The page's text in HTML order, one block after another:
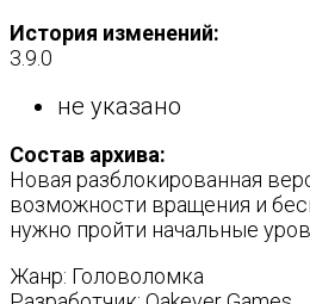
История изменений:
3.9.0
не указано
Состав архива:
Новая разблокированная
возможности вращения и
нужно пройти начальные
Жанр: Головоломка